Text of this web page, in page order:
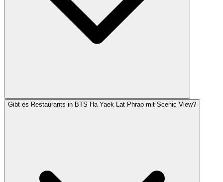
Gibt es Restaurants in BTS Ha Yaek Lat Phrao mit Scenic View?